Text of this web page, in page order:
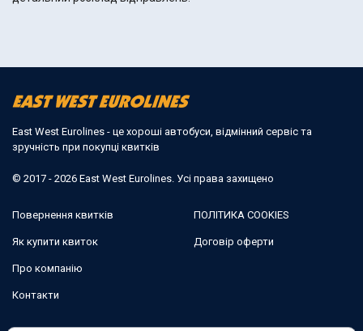
East West Eurolines - це хороші автобуси, відмінний сервіс та
зручність при покупці квитків
© 2017 - 2026 East West Eurolines. Усі права захищено
Повернення квитків
Як купити квиток
Про компанію
Контакти
ПОЛІТИКА COOKIES
Договір оферти